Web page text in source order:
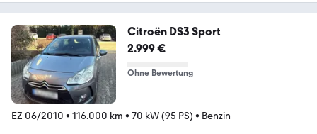
Citroën DS3 Sport
2.999 €
Ohne Bewertung
EZ 06/2010 • 116.000 km • 70 kW (95 PS) • Benzin